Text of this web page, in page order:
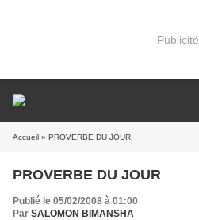
Publicité
Accueil » PROVERBE DU JOUR
PROVERBE DU JOUR
Publié le 05/02/2008 à 01:00
Par SALOMON BIMANSHA